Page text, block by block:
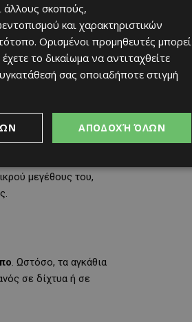
του συνήθως
τα 9 κιλά και μπορεί
που διαμορφώνονται
κοπάδια, στα
μεγέθους του,
. Ωστόσο, τα αγκάθια
σε δίχτυα ή σε
άλλους σκοπούς,
και χαρακτηριστικών
Ορισμένοι προμηθευτές μπορεί
το δικαίωμα να αντιταχθείτε
σας οποιαδήποτε στιγμή
ΑΠΟΔΟΧΉ ΌΛΩΝ